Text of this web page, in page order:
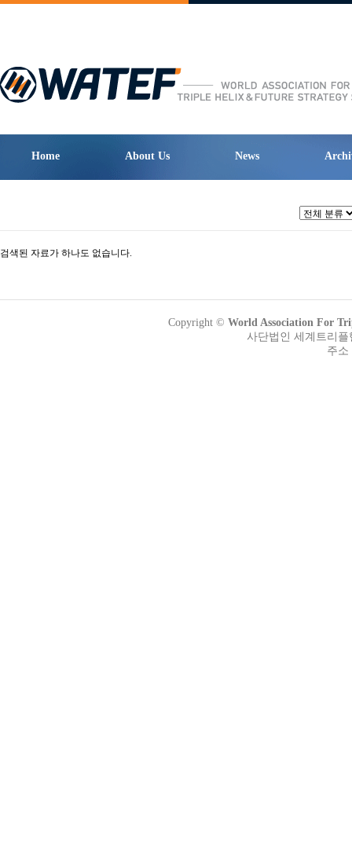
Home About Us News
검색된 자료가 하나도 없습니다.
Copyright © World Association For
사단법인 세계트리
주소